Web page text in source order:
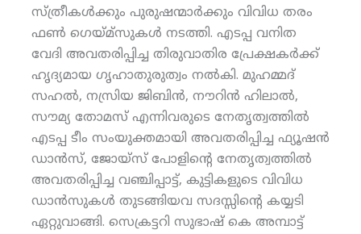
സ്ത്രീകള്‍ക്കും പുരുഷന്മാര്‍ക്കും വിവിധ തരം
ഫണ്‍ ഗെയ്മ്‌സുകള്‍ നടത്തി. എടപ്പ വനിത
വേദി അവതരിപ്പിച്ച തിരുവാതിര പ്രേക്ഷകര്‍ക്ക്
ഹൃദ്യമായ ഗൃഹാതുരുത്വം നല്‍കി. മുഹമ്മദ്
സഹല്‍, നസ്രിയ ജിബിന്‍, നൗറിന്‍ ഹിലാല്‍,
സൗമ്യ തോമസ് എന്നിവരുടെ നേതൃത്വത്തില്‍
എടപ്പ ടീം സംയുക്തമായി അവതരിപ്പിച്ച ഫ്യൂഷന്‍
ഡാന്‍സ്, ജോയ്‌സ് പോളിന്റെ നേതൃത്വത്തില്‍
അവതരിപ്പിച്ച വഞ്ചിപ്പാട്ട്, കുട്ടികളുടെ വിവിധ
ഡാന്‍സുകള്‍ തുടങ്ങിയവ സദസ്സിന്റെ കയ്യടി
ഏറ്റുവാങ്ങി. സെക്രട്ടറി സുഭാഷ് കെ അമ്പാട്ട്